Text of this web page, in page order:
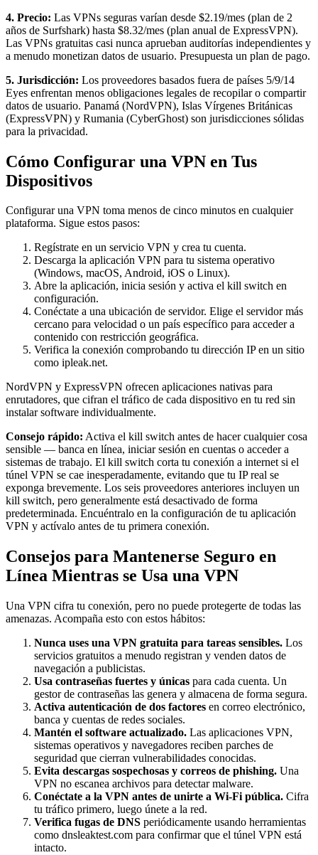
4. Precio: Las VPNs seguras varían desde $2.19/mes (plan de 2
años de Surfshark) hasta $8.32/mes (plan anual de ExpressVPN).
Las VPNs gratuitas casi nunca aprueban auditorías independientes y
a menudo monetizan datos de usuario. Presupuesta un plan de pago.
5. Jurisdicción: Los proveedores basados fuera de países 5/9/14
Eyes enfrentan menos obligaciones legales de recopilar o compartir
datos de usuario. Panamá (NordVPN), Islas Vírgenes Británicas
(ExpressVPN) y Rumania (CyberGhost) son jurisdicciones sólidas
para la privacidad.
Cómo Configurar una VPN en Tus
Dispositivos
Configurar una VPN toma menos de cinco minutos en cualquier
plataforma. Sigue estos pasos:
Regístrate en un servicio VPN y crea tu cuenta.
Descarga la aplicación VPN para tu sistema operativo
(Windows, macOS, Android, iOS o Linux).
Abre la aplicación, inicia sesión y activa el kill switch en
configuración.
Conéctate a una ubicación de servidor. Elige el servidor más
cercano para velocidad o un país específico para acceder a
contenido con restricción geográfica.
Verifica la conexión comprobando tu dirección IP en un sitio
como ipleak.net.
NordVPN y ExpressVPN ofrecen aplicaciones nativas para
enrutadores, que cifran el tráfico de cada dispositivo en tu red sin
instalar software individualmente.
Consejo rápido: Activa el kill switch antes de hacer cualquier cosa
sensible — banca en línea, iniciar sesión en cuentas o acceder a
sistemas de trabajo. El kill switch corta tu conexión a internet si el
túnel VPN se cae inesperadamente, evitando que tu IP real se
exponga brevemente. Los seis proveedores anteriores incluyen un
kill switch, pero generalmente está desactivado de forma
predeterminada. Encuéntralo en la configuración de tu aplicación
VPN y actívalo antes de tu primera conexión.
Consejos para Mantenerse Seguro en
Línea Mientras se Usa una VPN
Una VPN cifra tu conexión, pero no puede protegerte de todas las
amenazas. Acompaña esto con estos hábitos:
Nunca uses una VPN gratuita para tareas sensibles. Los
servicios gratuitos a menudo registran y venden datos de
navegación a publicistas.
Usa contraseñas fuertes y únicas para cada cuenta. Un
gestor de contraseñas las genera y almacena de forma segura.
Activa autenticación de dos factores en correo electrónico,
banca y cuentas de redes sociales.
Mantén el software actualizado. Las aplicaciones VPN,
sistemas operativos y navegadores reciben parches de
seguridad que cierran vulnerabilidades conocidas.
Evita descargas sospechosas y correos de phishing. Una
VPN no escanea archivos para detectar malware.
Conéctate a la VPN antes de unirte a Wi-Fi pública. Cifra
tu tráfico primero, luego únete a la red.
Verifica fugas de DNS periódicamente usando herramientas
como dnsleaktest.com para confirmar que el túnel VPN está
intacto.